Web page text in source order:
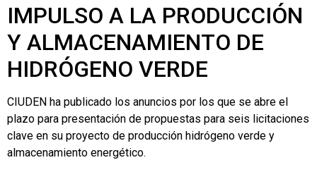
IMPULSO A LA PRODUCCIÓN
Y ALMACENAMIENTO DE
HIDRÓGENO VERDE
CIUDEN ha publicado los anuncios por los que se abre el
plazo para presentación de propuestas para seis licitaciones
clave en su proyecto de producción hidrógeno verde y
almacenamiento energético.